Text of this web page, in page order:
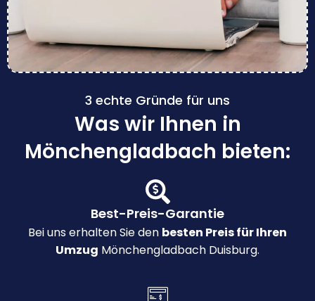
3 echte Gründe für uns
Was wir Ihnen in
Mönchengladbach bieten:
Best-Preis-Garantie
Bei uns erhalten Sie den besten Preis für Ihren
Umzug Mönchengladbach Duisburg.